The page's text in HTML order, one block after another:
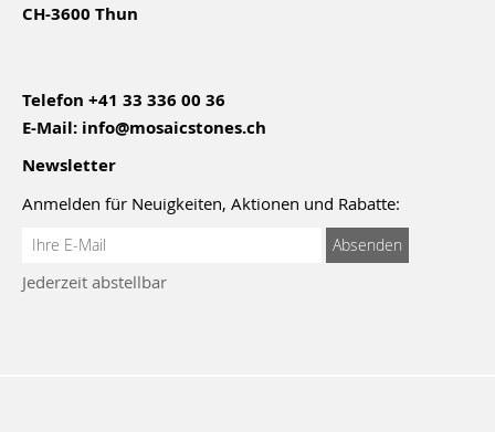
CH-3600 Thun
Telefon +41 33 336 00 36
E-Mail: info@mosaicstones.ch
Newsletter
Anmelden für Neuigkeiten, Aktionen und Rabatte:
Anmeldung
Newsletter:
Absenden
Jederzeit abstellbar